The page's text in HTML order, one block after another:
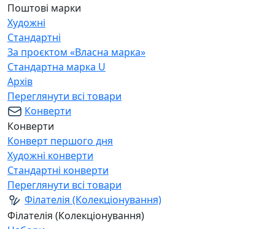
Поштові марки
Художні
Стандартні
За проєктом «Власна марка»
Стандартна марка U
Архів
Переглянути всі товари
Конверти
Конверти
Конверт першого дня
Художні конверти
Стандартні конверти
Переглянути всі товари
Філателія (Колекціонування)
Філателія (Колекціонування)